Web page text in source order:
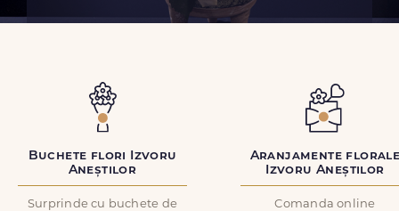
Buchete flori Izvoru
Aneștilor
Surprinde cu buchete de
Aranjamente
Izvoru Aneștilor
Comanda online